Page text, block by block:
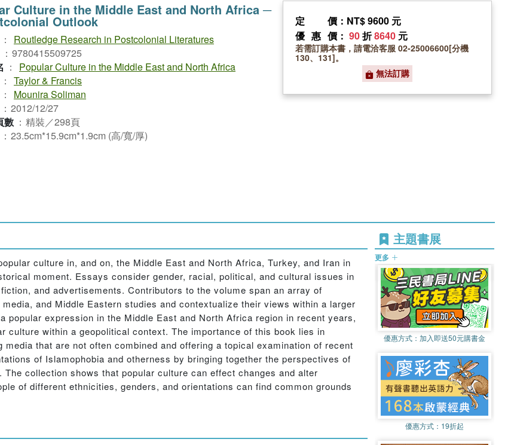
Culture in the Middle East and North Africa ─
Outlook
：
Routledge Research in Postcolonial Literatures
： 9780415509725
：
Popular Culture in the Middle East and North Africa
： Taylor & Francis
：
Mounira Soliman
： 2012/12/27
數 ： 精裝／298頁
： 23.5cm*15.9cm*1.9cm (高/寬/厚)
定價 ：NT$ 9600 元
優惠價 ： 90折8640 元
若需訂購本書，請電洽客服 02-25006600[分機
130、131]。
無法訂購
culture in, and on, the Middle East and North Africa, Turkey, and Iran in
moment. Essays consider gender, racial, political, and cultural issues in
and advertisements. Contributors to the volume span an array of
and Middle Eastern studies and contextualize their views within a larger
popular expression in the Middle East and North Africa region in recent years,
culture within a geopolitical context. The importance of this book lies in
that are not often combined and offering a topical examination of recent
of Islamophobia and otherness by bringing together the perspectives of
collection shows that popular culture can effect changes and alter
of different ethnicities, genders, and orientations can find common grounds
主題書展
更多
優惠方式： 加入即送50元購書金
優惠方式： 19折起